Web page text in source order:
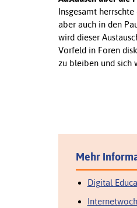
Insgesamt
aber auch in den
wird dieser
Vorfeld in Foren
zu bleiben und sich
Mehr
Digital